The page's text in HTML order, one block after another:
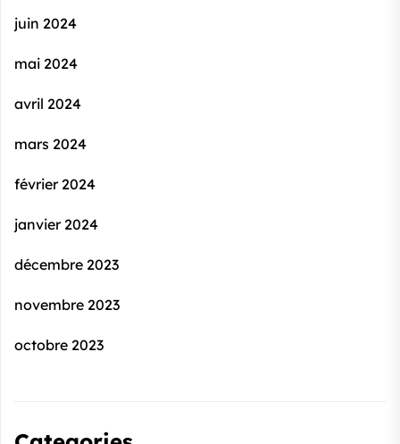
juin 2024
mai 2024
avril 2024
mars 2024
février 2024
janvier 2024
décembre 2023
novembre 2023
octobre 2023